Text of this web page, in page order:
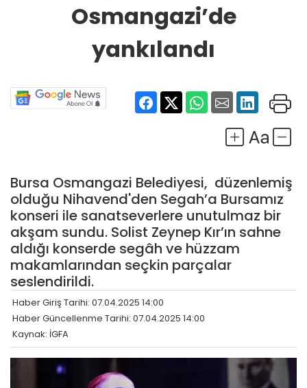
Osmangazi’de
yankılandı
Bursa Osmangazi Belediyesi, düzenlemiş
olduğu Nihavend'den Segah’a Bursamız
konseri ile sanatseverlere unutulmaz bir
akşam sundu. Solist Zeynep Kır’ın sahne
aldığı konserde segâh ve hüzzam
makamlarından seçkin parçalar
seslendirildi.
Haber Giriş Tarihi: 07.04.2025 14:00
Haber Güncellenme Tarihi: 07.04.2025 14:00
Kaynak: İGFA